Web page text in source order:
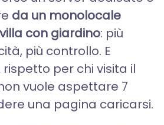
da un monolocale
con giardino: più
più controllo. E
per chi visita il
vuole aspettare 7
una pagina caricarsi.